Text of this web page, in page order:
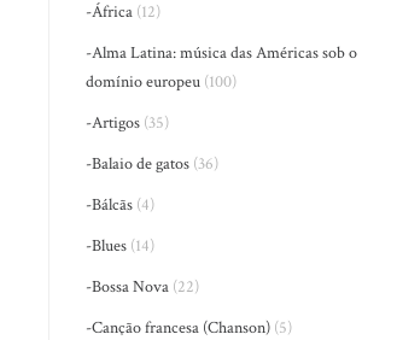
-África (12)
-Alma Latina: música das Américas sob o
domínio europeu (100)
-Artigos (35)
-Balaio de gatos (36)
-Bálcãs (4)
-Blues (14)
-Bossa Nova (22)
-Canção francesa (Chanson) (5)